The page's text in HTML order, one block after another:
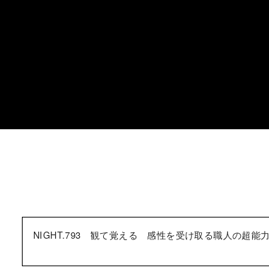
NIGHT.793 観て覚える 感性を受け取る職人の超能力